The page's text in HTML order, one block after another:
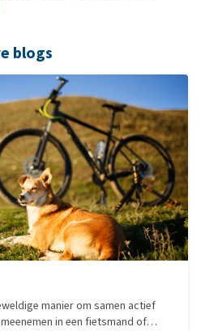
blogs
manier om samen actief
in een fietsmand of